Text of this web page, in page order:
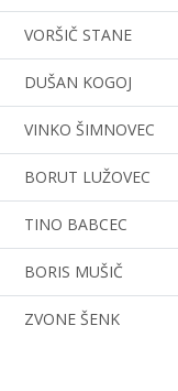
VORŠIČ STANE
DUŠAN KOGOJ
VINKO ŠIMNOVEC
BORUT LUŽOVEC
TINO BABCEC
BORIS MUŠIČ
ZVONE ŠENK